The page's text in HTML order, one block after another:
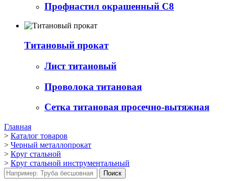
Профнастил окрашенный С8
Титановый прокат
Лист титановый
Проволока титановая
Сетка титановая просечно-вытяжная
Главная
> Каталог товаров
> Черный металлопрокат
> Круг стальной
> Круг стальной инструментальный